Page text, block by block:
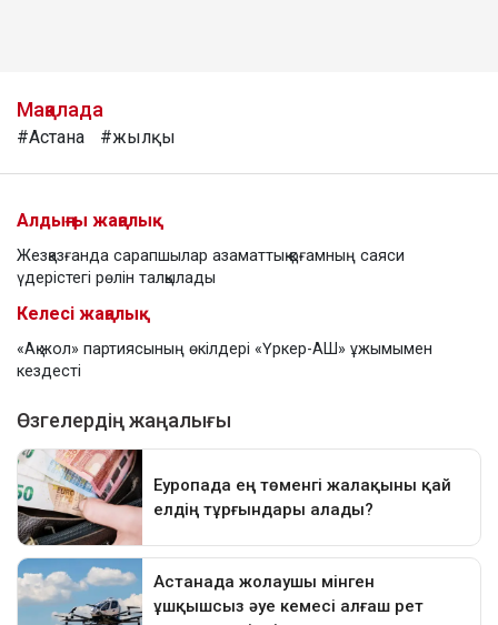
Мақалада
#Астана #жылқы
Алдыңғы жаңалық
Жезқазғанда сарапшылар азаматтық қоғамның саяси
үдерістегі рөлін талқылады
Келесі жаңалық
«Ақ жол» партиясының өкілдері «Үркер-АШ» ұжымымен
кездесті